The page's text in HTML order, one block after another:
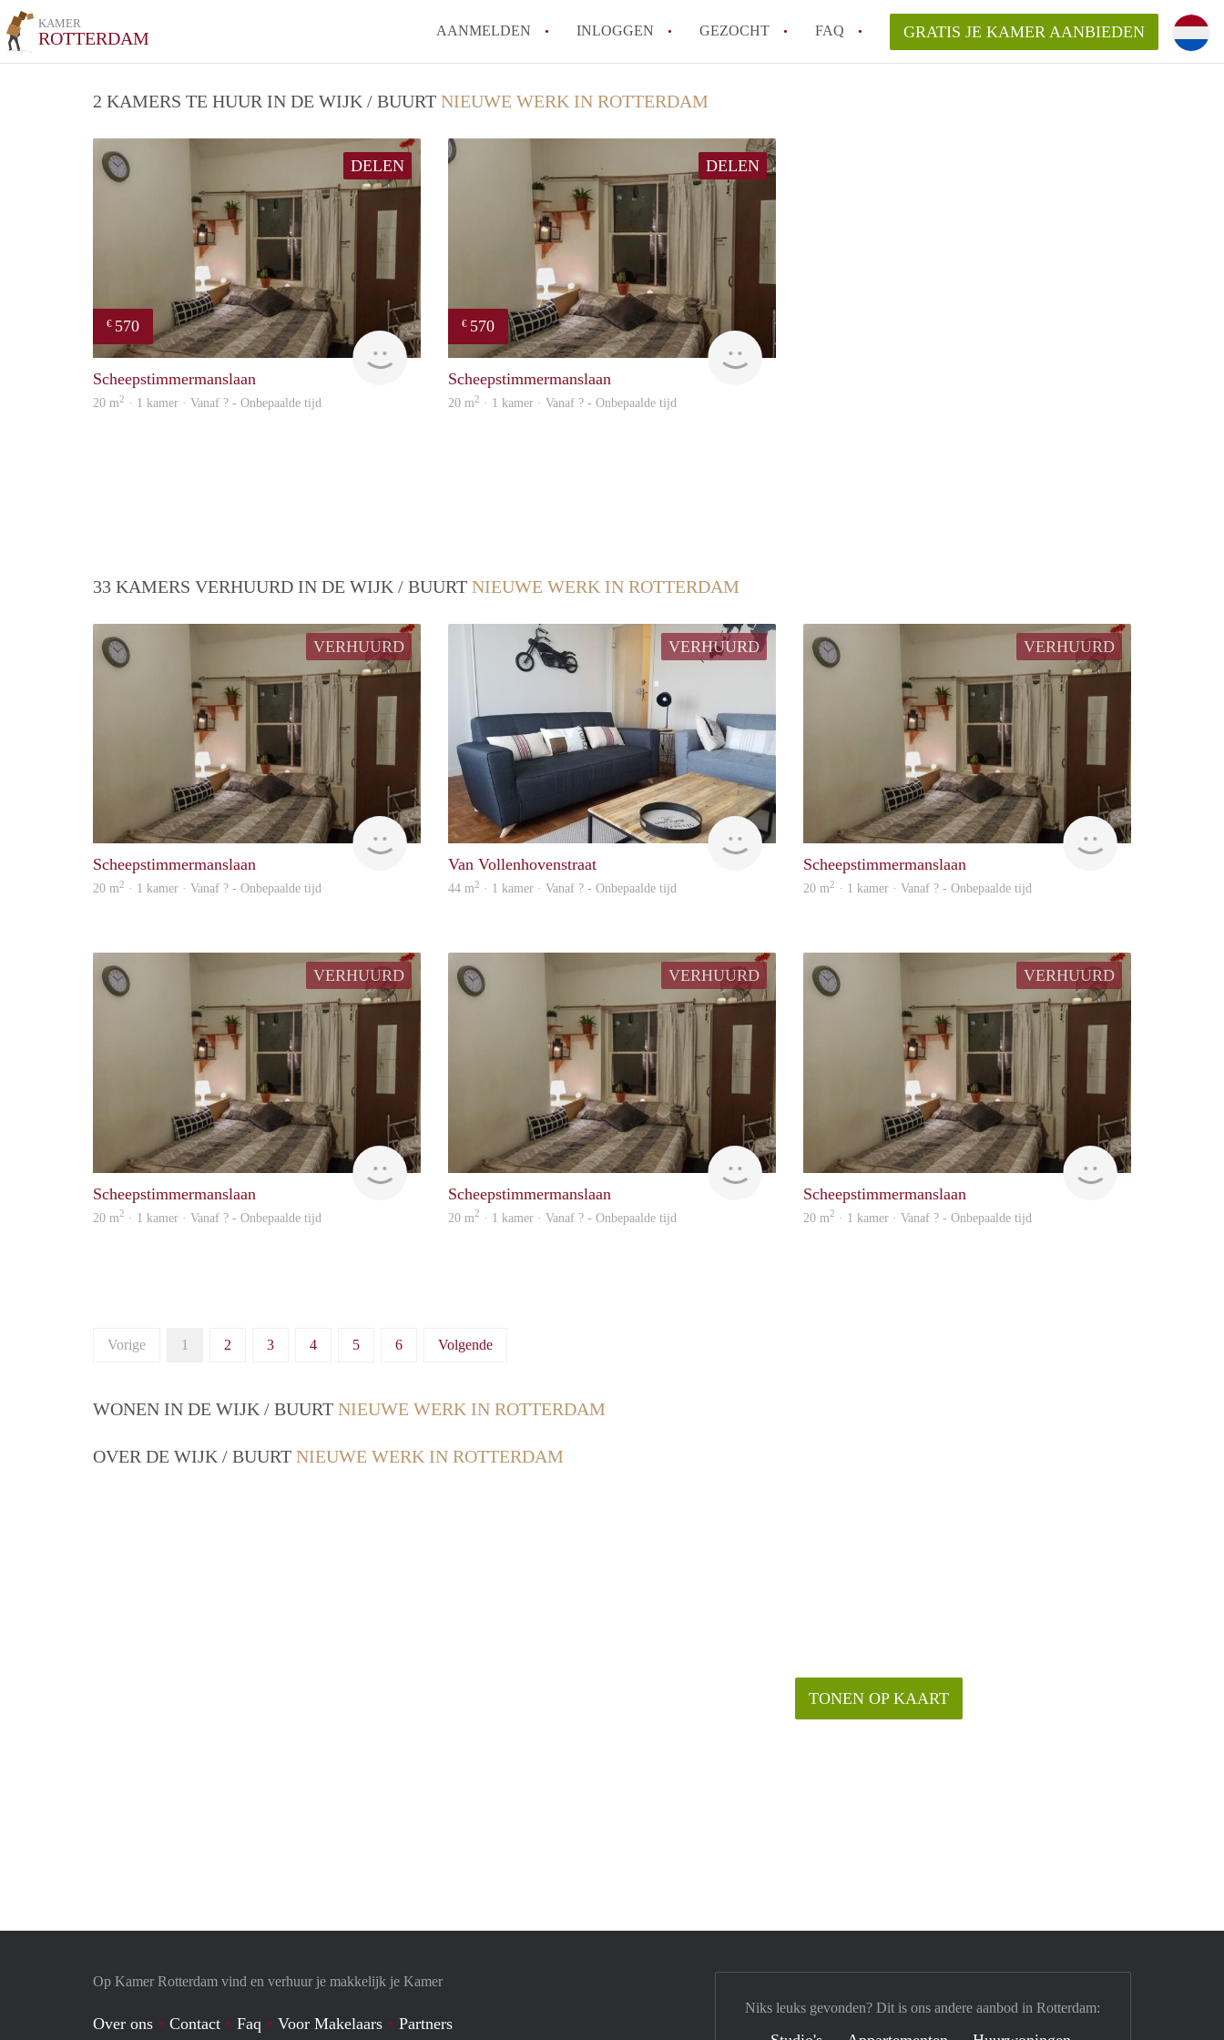
KAMER
ROTTERDAM AANMELDEN INLOGGEN GEZOCHT FAQ
Moet ik mij inschrijven bij de gemeente als ik een kamer huur in
Hoe groot is de kans dat ik snel een kamer vind?
Wat kost een studentenkamer gemiddeld in Rotterdam?
In welke wijken van Rotterdam kan ik het beste wonen als student?
Hoe vind ik een kamer in Rotterdam?
Alle veelgestelde vragen
GRATIS JE KAMER AANBIEDEN
2 KAMERS TE HUUR IN DE WIJK / BUURT NIEUWE WERK IN ROTTERDAM
DELEN
€ 570
finder
Scheepstimmermanslaan
20 m2 · 1 kamer · Vanaf ? - Onbepaalde tijd
DELEN
€ 570
Woning
Scheepstimmermanslaan
20 m2 · 1 kamer · Vanaf ? - Onbepaalde tijd
33 KAMERS VERHUURD IN DE WIJK / BUURT NIEUWE WERK IN ROTTERDAM
VERHUURD
rent
Scheepstimmermanslaan
20 m2 · 1 kamer · Vanaf ? - Onbepaalde tijd
VERHUURD
finder
Van Vollenhovenstraat
44 m2 · 1 kamer · Vanaf ? - Onbepaalde tijd
VERHUURD
rent
Scheepstimmermanslaan
20 m2 · 1 kamer · Vanaf ? - Onbepaalde tijd
VERHUURD
rent
Scheepstimmermanslaan
20 m2 · 1 kamer · Vanaf ? - Onbepaalde tijd
VERHUURD
rent
Scheepstimmermanslaan
20 m2 · 1 kamer · Vanaf ? - Onbepaalde tijd
VERHUURD
rent
Scheepstimmermanslaan
20 m2 · 1 kamer · Vanaf ? - Onbepaalde tijd
Vorige 1 2 3 4 5 6 Volgende
WONEN IN DE WIJK / BUURT NIEUWE WERK IN ROTTERDAM
OVER DE WIJK / BUURT NIEUWE WERK IN ROTTERDAM
TONEN OP KAART
Op Kamer Rotterdam vind en verhuur je makkelijk je Kamer
Over ons Contact Faq Voor Makelaars Partners
Niks leuks gevonden? Dit is ons andere aanbod in Rotterdam: